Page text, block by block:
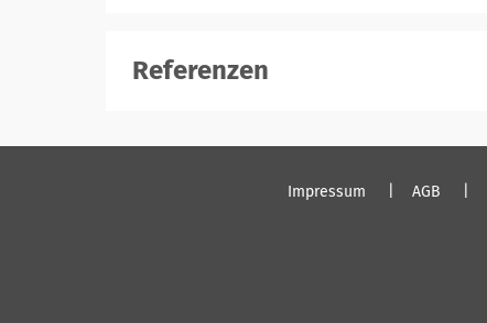
Referenzen
Impressum AGB